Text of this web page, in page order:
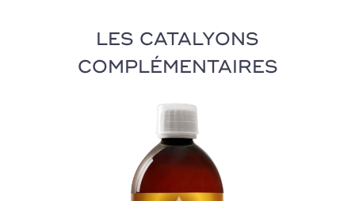
LES CATALYONS
COMPLÉMENTAIRES